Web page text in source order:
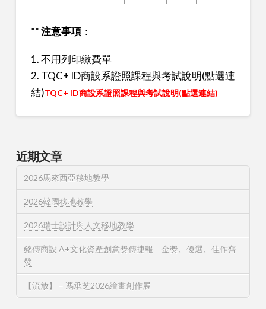
** 注意事項：
1. 不用列印繳費單
2. TQC+ ID商設系證照課程與考試說明(點選連
結)TQC+ ID商設系證照課程與考試說明(點選連結)
近期文章
2026馬來西亞移地教學
2026韓國移地教學
2026瑞士設計與人文移地教學
銘傳商設 A+文化資產創意獎傳捷報 金獎、優選、佳作齊
發
【流放】 – 馮承芝2026繪畫創作展